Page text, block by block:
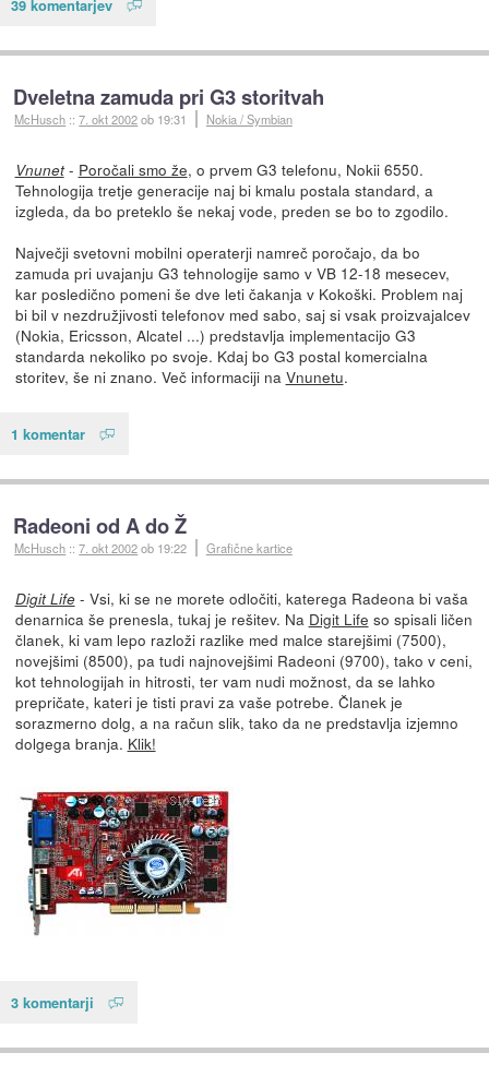
39 komentarjev
Dveletna zamuda pri G3 storitvah
McHusch ::7. okt 2002ob 19:31 Nokia / Symbian
Vnunet- Poročali smo že, o prvem G3 telefonu, Nokii 6550.
Tehnologija tretje generacije naj bi kmalu postala standard, a
izgleda, da bo preteklo še nekaj vode, preden se bo to zgodilo.
Največji svetovni mobilni operaterji namreč poročajo, da bo
zamuda pri uvajanju G3 tehnologije samo v VB 12-18 mesecev,
kar posledično pomeni še dve leti čakanja v Kokoški. Problem naj
bi bil v nezdružjivosti telefonov med sabo, saj si vsak proizvajalcev
(Nokia, Ericsson, Alcatel ...) predstavlja implementacijo G3
standarda nekoliko po svoje. Kdaj bo G3 postal komercialna
storitev, še ni znano. Več informaciji na Vnunetu.
1 komentar
Radeoni od A do Ž
McHusch ::7. okt 2002ob 19:22 Grafične kartice
Digit Life- Vsi, ki se ne morete odločiti, katerega Radeona bi vaša
denarnica še prenesla, tukaj je rešitev. Na Digit Life so spisali ličen
članek, ki vam lepo razloži razlike med malce starejšimi (7500),
novejšimi (8500), pa tudi najnovejšimi Radeoni (9700), tako v ceni,
kot tehnologijah in hitrosti, ter vam nudi možnost, da se lahko
prepričate, kateri je tisti pravi za vaše potrebe. Članek je
sorazmerno dolg, a na račun slik, tako da ne predstavlja izjemno
dolgega branja. Klik!
3 komentarji